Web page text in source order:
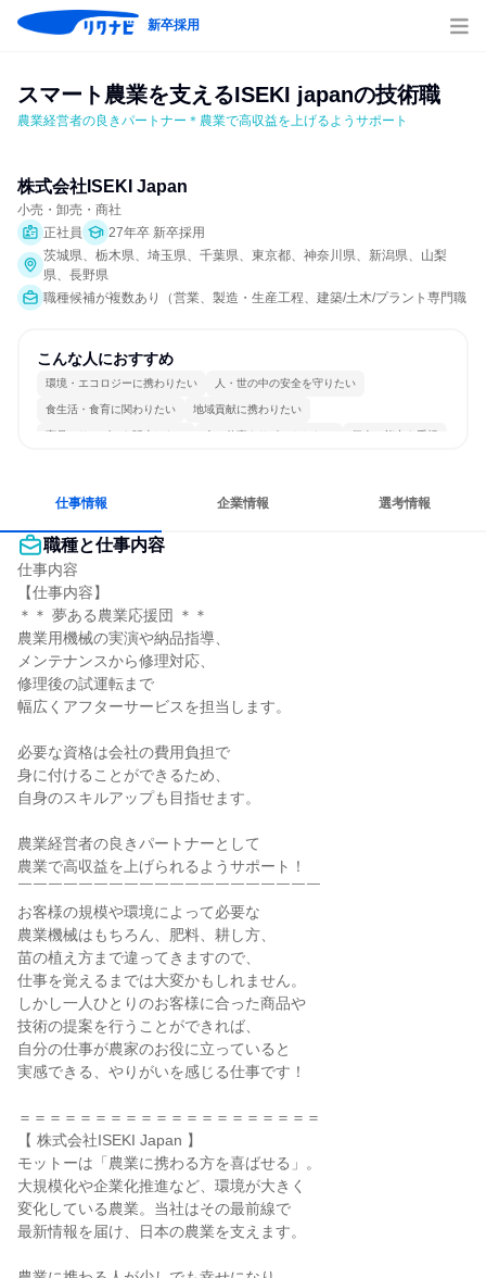
新卒採用
スマート農業を支えるISEKI japanの技術職
農業経営者の良きパートナー＊農業で高収益を上げるようサポート
株式会社ISEKI Japan
小売・卸売・商社
正社員
27年卒 新卒採用
茨城県、栃木県、埼玉県、千葉県、東京都、神奈川県、新潟県、山梨
県、長野県
職種候補が複数あり（営業、製造・生産工程、建築/土木/プラント専門職）
こんな人におすすめ
環境・エコロジーに携わりたい 人・世の中の安全を守りたい
食生活・食育に関わりたい 地域貢献に携わりたい
商品・サービスを販売したい 人の仕事をサポートしたい 個人の能力を重視
仕事情報 企業情報 選考情報
職種と仕事内容
仕事内容
【仕事内容】
＊＊ 夢ある農業応援団 ＊＊
農業用機械の実演や納品指導、
メンテナンスから修理対応、
修理後の試運転まで
幅広くアフターサービスを担当します。
必要な資格は会社の費用負担で
身に付けることができるため、
自身のスキルアップも目指せます。
農業経営者の良きパートナーとして
農業で高収益を上げられるようサポート！
￣￣￣￣￣￣￣￣￣￣￣￣￣￣￣￣￣￣￣￣
お客様の規模や環境によって必要な
農業機械はもちろん、肥料、耕し方、
苗の植え方まで違ってきますので、
仕事を覚えるまでは大変かもしれません。
しかし一人ひとりのお客様に合った商品や
技術の提案を行うことができれば、
自分の仕事が農家のお役に立っていると
実感できる、やりがいを感じる仕事です！
＝＝＝＝＝＝＝＝＝＝＝＝＝＝＝＝＝＝＝＝
【 株式会社ISEKI Japan 】
モットーは「農業に携わる方を喜ばせる」。
大規模化や企業化推進など、環境が大きく
変化している農業。当社はその最前線で
最新情報を届け、日本の農業を支えます。